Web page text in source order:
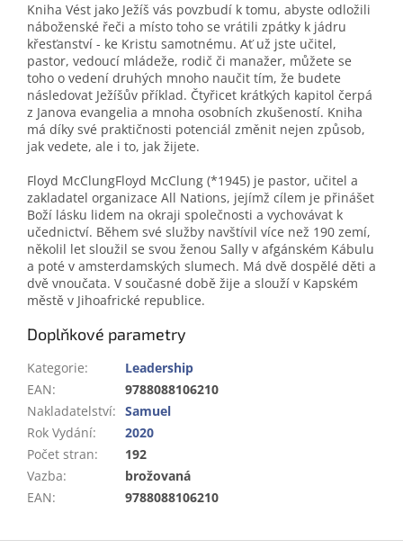
Kniha Vést jako Ježíš vás povzbudí k tomu, abyste odložili
náboženské řeči a místo toho se vrátili zpátky k jádru
křesťanství - ke Kristu samotnému. Ať už jste učitel,
pastor, vedoucí mládeže, rodič či manažer, můžete se
toho o vedení druhých mnoho naučit tím, že budete
následovat Ježíšův příklad. Čtyřicet krátkých kapitol čerpá
z Janova evangelia a mnoha osobních zkušeností. Kniha
má díky své praktičnosti potenciál změnit nejen způsob,
jak vedete, ale i to, jak žijete.
Floyd McClungFloyd McClung (*1945) je pastor, učitel a
zakladatel organizace All Nations, jejímž cílem je přinášet
Boží lásku lidem na okraji společnosti a vychovávat k
učednictví. Během své služby navštívil více než 190 zemí,
několil let sloužil se svou ženou Sally v afgánském Kábulu
a poté v amsterdamských slumech. Má dvě dospělé děti a
dvě vnoučata. V současné době žije a slouží v Kapském
městě v Jihoafrické republice.
Doplňkové parametry
Kategorie:
Leadership
EAN:
9788088106210
Nakladatelství: Samuel
Rok Vydání:
2020
Počet stran:
192
Vazba:
brožovaná
EAN: 9788088106210